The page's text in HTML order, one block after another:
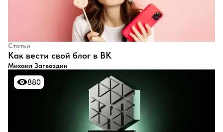
Статьи
​Как вести свой блог в ВК
Михаил Загваздин
880
880